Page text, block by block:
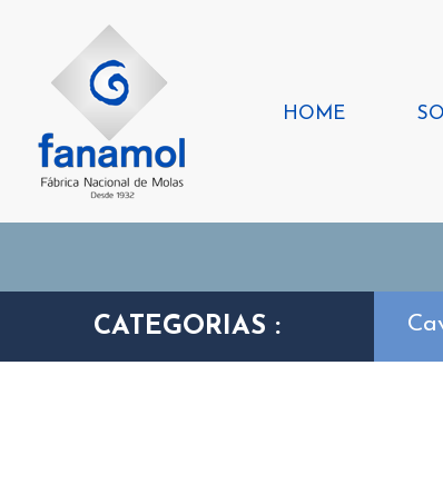
HOME
CATEGORIAS :